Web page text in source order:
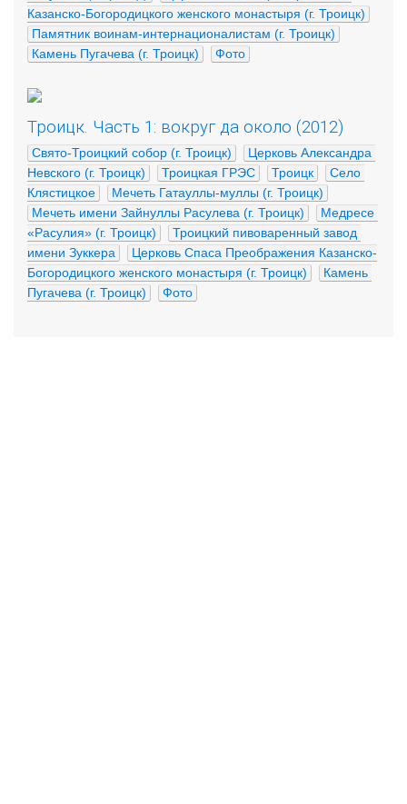
Казанско-Богородицкого женского монастыря (г. Троицк)
Памятник воинам-интернационалистам (г. Троицк)
Камень Пугачева (г. Троицк)
Фото
Троицк. Часть 1: вокруг да около (2012)
Свято-Троицкий собор (г. Троицк)
Церковь Александра
Невского (г. Троицк)
Троицкая ГРЭС Троицк
Село
Клястицкое
Мечеть Гатауллы-муллы (г. Троицк)
Мечеть имени Зайнуллы Расулева (г. Троицк)
Медресе
«Расулия» (г. Троицк)
Троицкий пивоваренный завод
имени Зуккера
Церковь Спаса Преображения Казанско-
Богородицкого женского монастыря (г. Троицк)
Камень
Пугачева (г. Троицк)
Фото